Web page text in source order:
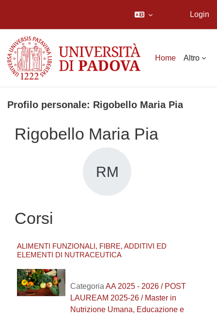
Login
Home Altro
Profilo personale: Rigobello Maria Pia
Rigobello Maria Pia
RM
Corsi
ALIMENTI FUNZIONALI, FIBRE, ADDITIVI ED
ELEMENTI DI NUTRACEUTICA
Categoria AA 2025 - 2026 / POST
LAUREAM 2025-26 / Master in
Nutrizione Umana, Educazione e